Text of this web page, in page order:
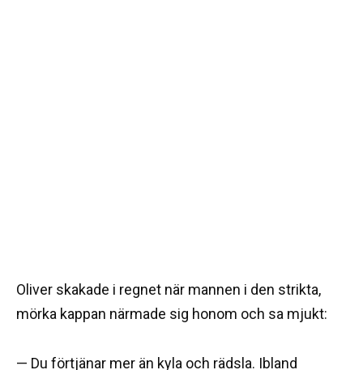
Oliver skakade i regnet när mannen i den strikta,
mörka kappan närmade sig honom och sa mjukt:
— Du förtjänar mer än kyla och rädsla. Ibland